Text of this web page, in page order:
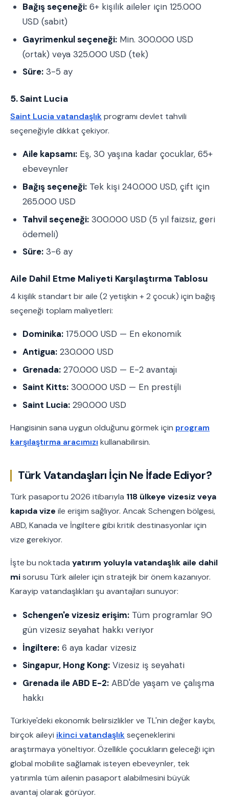
Bağış seçeneği: 6+ kişilik aileler için 125.000
USD (sabit)
Gayrimenkul seçeneği: Min. 300.000 USD
(ortak) veya 325.000 USD (tek)
Süre: 3-5 ay
5. Saint Lucia
Saint Lucia vatandaşlıkprogramı devlet tahvili
seçeneğiyle dikkat çekiyor.
Aile kapsamı: Eş, 30 yaşına kadar çocuklar, 65+
ebeveynler
Bağış seçeneği: Tek kişi 240.000 USD, çift için
265.000 USD
Tahvil seçeneği: 300.000 USD (5 yıl faizsiz, geri
ödemeli)
Süre: 3-6 ay
Aile Dahil Etme Maliyeti Karşılaştırma Tablosu
4 kişilik standart bir aile (2 yetişkin + 2 çocuk) için bağış
seçeneği toplam maliyetleri:
Dominika: 175.000 USD — En ekonomik
Antigua: 230.000 USD
Grenada: 270.000 USD — E-2 avantajı
Saint Kitts: 300.000 USD — En prestijli
Saint Lucia: 290.000 USD
Hangisinin sana uygun olduğunu görmek için program
karşılaştırma aracımızı kullanabilirsin.
Türk Vatandaşları İçin Ne İfade Ediyor?
Türk pasaportu 2026 itibarıyla 118 ülkeye vizesiz veya
kapıda vize ile erişim sağlıyor. Ancak Schengen bölgesi,
ABD, Kanada ve İngiltere gibi kritik destinasyonlar için
vize gerekiyor.
İşte bu noktada yatırım yoluyla vatandaşlık aile dahil
misorusu Türk aileler için stratejik bir önem kazanıyor.
Karayip vatandaşlıkları şu avantajları sunuyor:
Schengen'e vizesiz erişim: Tüm programlar 90
gün vizesiz seyahat hakkı veriyor
İngiltere: 6 aya kadar vizesiz
Singapur, Hong Kong: Vizesiz iş seyahati
Grenada ile ABD E-2: ABD'de yaşam ve çalışma
hakkı
Türkiye'deki ekonomik belirsizlikler ve TL'nin değer kaybı,
birçok aileyi ikinci vatandaşlıkseçeneklerini
araştırmaya yöneltiyor. Özellikle çocukların geleceği için
global mobilite sağlamak isteyen ebeveynler, tek
yatırımla tüm ailenin pasaport alabilmesini büyük
avantaj olarak görüyor.